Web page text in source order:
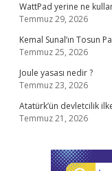
WattPad yerine ne
Temmuz 29, 2026
Kemal Sunal’ın Tosun
Temmuz 25, 2026
Joule yasası nedir ?
Temmuz 23, 2026
Atatürk’ün devletcilik
Temmuz 21, 2026